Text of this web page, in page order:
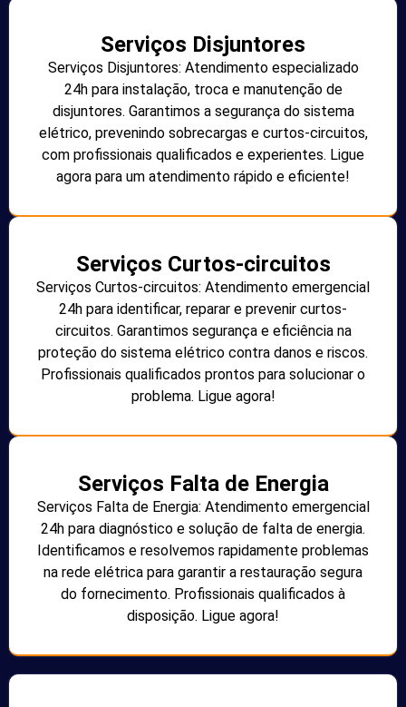
Serviços Disjuntores
Serviços Disjuntores: Atendimento especializado
24h para instalação, troca e manutenção de
disjuntores. Garantimos a segurança do sistema
elétrico, prevenindo sobrecargas e curtos-circuitos,
com profissionais qualificados e experientes. Ligue
agora para um atendimento rápido e eficiente!
Serviços Curtos-circuitos
Serviços Curtos-circuitos: Atendimento emergencial
24h para identificar, reparar e prevenir curtos-
circuitos. Garantimos segurança e eficiência na
proteção do sistema elétrico contra danos e riscos.
Profissionais qualificados prontos para solucionar o
problema. Ligue agora!
Serviços Falta de Energia
Serviços Falta de Energia: Atendimento emergencial
24h para diagnóstico e solução de falta de energia.
Identificamos e resolvemos rapidamente problemas
na rede elétrica para garantir a restauração segura
do fornecimento. Profissionais qualificados à
disposição. Ligue agora!